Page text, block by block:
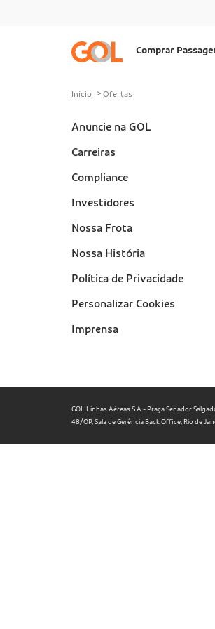
Navegação
Comprar
Início Ofertas
Sobre a Gol (footer)
Anuncie na GOL
Carreiras
Compliance
Investidores
Nossa Frota
Nossa História
Política de Privacidade
Personalizar Cookies
Imprensa
GOL Linhas Aéreas S.A - Praça Senador
48/OP, Sala de Gerência Back Office, Rio de